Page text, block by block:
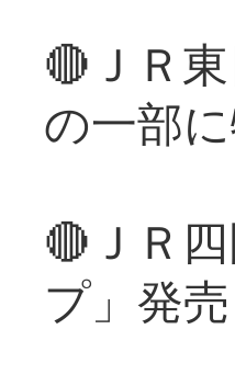
🔴ＪＲ
の一部
🔴ＪＲ
プ」発売